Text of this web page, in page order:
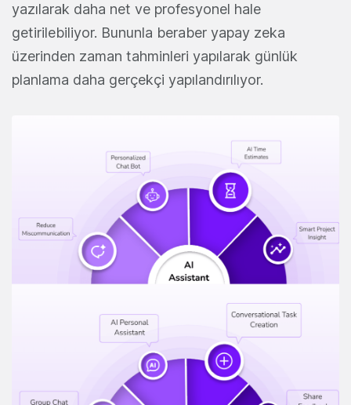
yazılarak daha net ve profesyonel hale
getirilebiliyor. Bununla beraber yapay zeka
üzerinden zaman tahminleri yapılarak günlük
planlama daha gerçekçi yapılandırılıyor.